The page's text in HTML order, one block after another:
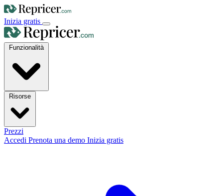
Inizia gratis
Funzionalità
Prezzi
Accedi Prenota una demo Inizia gratis